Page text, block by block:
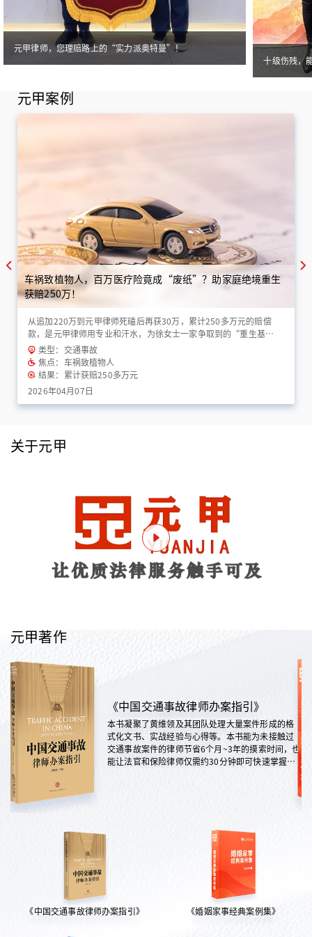
元甲律师，您理赔路上的“实力派奥特曼”！
十级伤残，
元甲案例
车祸致植物人，百万医疗险竟成“废纸”？助家庭绝境重生
获赔250万！
从追加220万到元甲律师死磕后再获30万，累计250多万元的赔偿
款，是元甲律师用专业和汗水，为徐女士一家争取到的“重生基
金”！
类型：交通事故
焦点：车祸致植物人
结果：累计获赔250多万元
2026年04月07日
关于元甲
元甲著作
《中国交通事故律师办案指引》
本书凝聚了黄维领及其团队处理大量案件形成的格
式化文书、实战经验与心得等。本书能为未接触过
交通事故案件的律师节省6个月~3年的摸索时间，也
能让法官和保险律师仅需约30分钟即可快速掌握案
《中国交通事故律师办案指引》 《婚姻家事经典案例集》